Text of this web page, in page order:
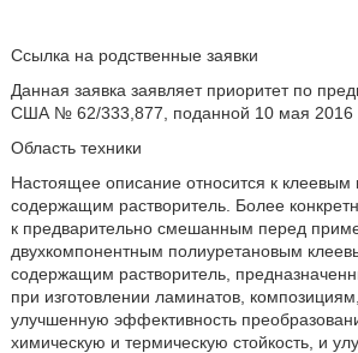
Ссылка на родственные заявки
Данная заявка заявляет приоритет по
США № 62/333,877, поданной 10 мая 2016
Область техники
Настоящее описание относится к
содержащим растворитель. Более
к предварительно смешанным перед
двухкомпонентным полиуретановым
содержащим растворитель,
при изготовлении ламинатов,
улучшенную эффективность
химическую и термическую стойкость, и